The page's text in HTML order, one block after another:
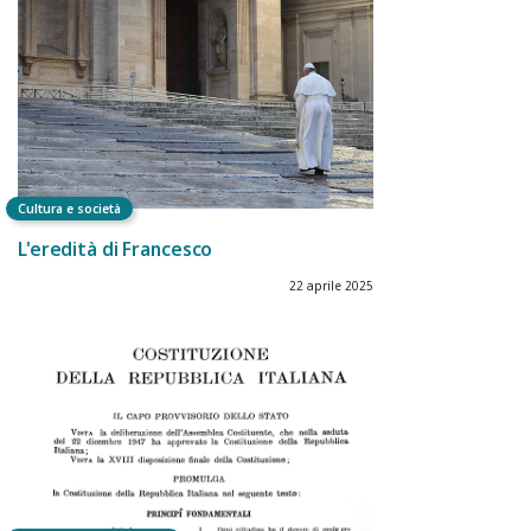
Cultura e società
L'eredità di Francesco
22 aprile 2025